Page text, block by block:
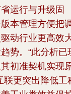
运行与升级固
本管理方便把
动行业更高效
势。“此分析已
初准契机实现
联更突出降低工